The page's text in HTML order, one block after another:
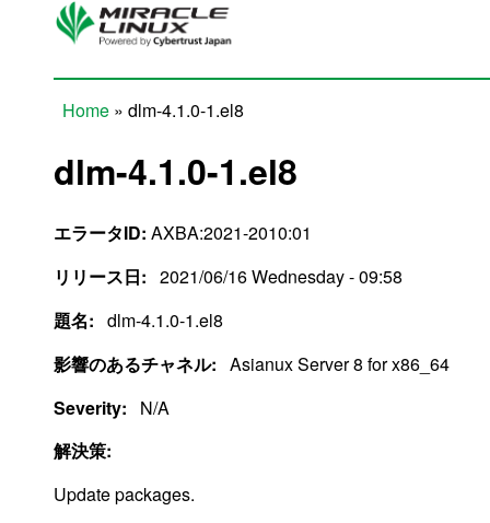
Skip to main content
Home » dlm-4.1.0-1.el8
dlm-4.1.0-1.el8
エラータID: AXBA:2021-2010:01
リリース日: 2021/06/16 Wednesday - 09:58
題名: dlm-4.1.0-1.el8
影響のあるチャネル: Asianux Server 8 for x86_64
Severity:
N/A
解決策:
Update packages.